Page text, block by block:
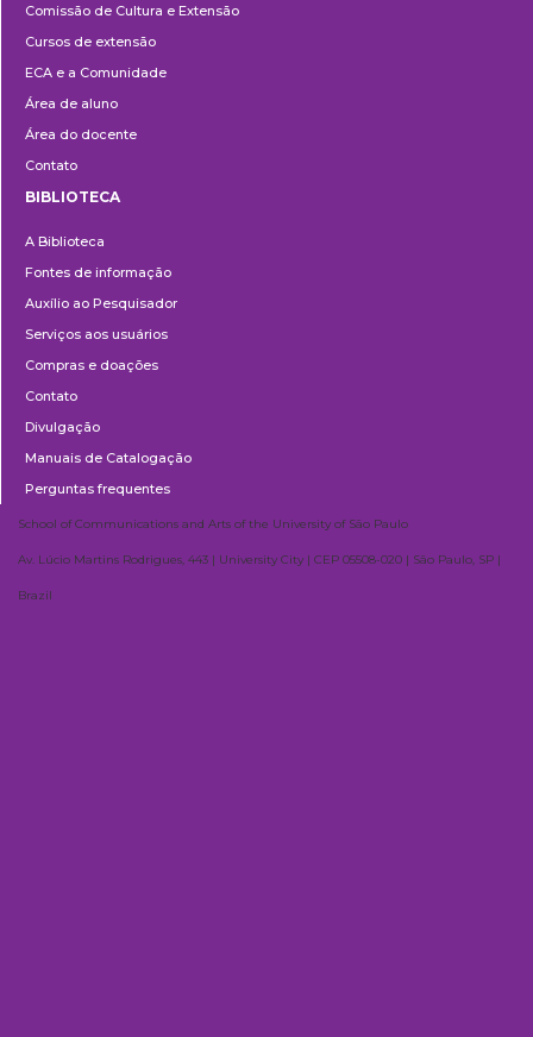
e
Extensão
Comissão de Cultura e Extensão
Cursos de extensão
ECA e a Comunidade
Área de aluno
Área do docente
Contato
BIBLIOTECA
A Biblioteca
Fontes de informação
Auxílio ao Pesquisador
Serviços aos usuários
Compras e doações
Contato
Divulgação
Manuais de Catalogação
Perguntas frequentes
School of Communications and Arts of the University of São Paulo
Av. Lúcio Martins Rodrigues, 443 | University City | CEP 05508-020 | São Paulo, SP |
Brazil